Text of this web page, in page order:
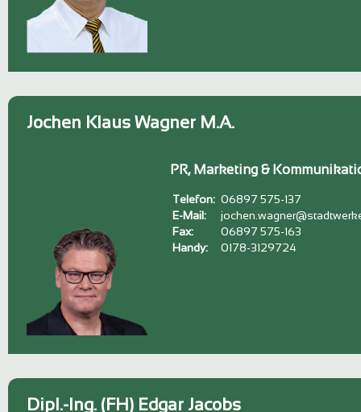
Jochen Klaus Wagner M.A.
PR, Marketing &
Telefon: 06897 575-137
E-Mail:
Fax:
06897 575-163
Handy:
0178-3129724
Dipl.-Ing. (FH) Edgar Jacobs